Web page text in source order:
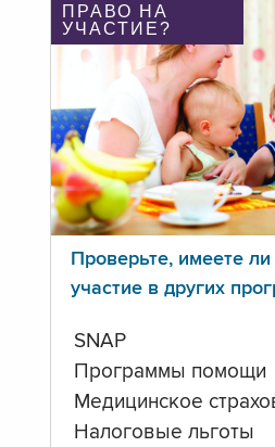
ПРАВО НА
УЧАСТИЕ?
Проверьте, имеете
участие в других
SNAP
Программы помощи
Медицинское
Налоговые льготы